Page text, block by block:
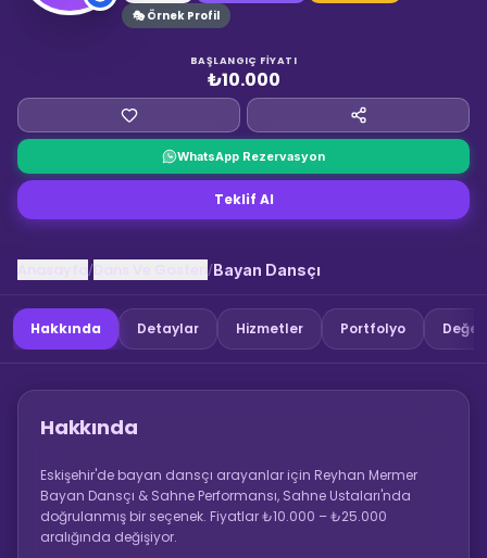
🎭 Örnek Profil
BAŞLANGIÇ FIYATI
₺10.000
WhatsApp Rezervasyon
Teklif Al
/ /Bayan Dansçı
Hakkında Detaylar Hizmetler Portfolyo
Hakkında
Eskişehir'de bayan dansçı arayanlar için Reyhan Mermer
Bayan Dansçı & Sahne Performansı, Sahne Ustaları'nda
doğrulanmış bir seçenek. Fiyatlar ₺10.000 – ₺25.000
aralığında değişiyor.